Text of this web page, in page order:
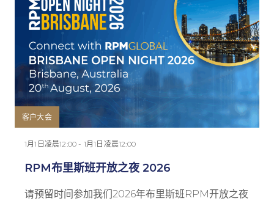
客户大会
1月1日凌晨12:00 - 1月1日凌晨12:00
RPM布里斯班开放之夜 2026
请预留时间参加我们2026年布里斯班RPM开放之夜